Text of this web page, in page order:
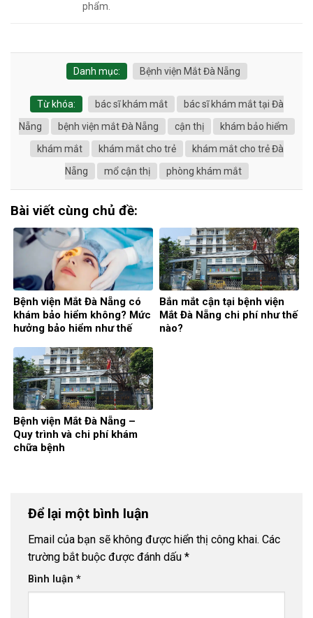
phẩm.
Danh mục: Bệnh viện Mắt Đà Nẵng
Từ khóa: bác sĩ khám mắt
bác sĩ khám mắt tại Đà
Nẵng
bệnh viện mắt Đà Nẵng cận thị
khám bảo hiểm
khám mắt
khám mắt cho trẻ
khám mắt cho trẻ Đà
Nẵng
mổ cận thị phòng khám mắt
Bài viết cùng chủ đề:
Bệnh viện Mắt Đà Nẵng có
khám bảo hiểm không? Mức
hưởng bảo hiểm như thế
Bắn mắt cận tại bệnh viện
Mắt Đà Nẵng chi phí như thế
nào?
Bệnh viện Mắt Đà Nẵng –
Quy trình và chi phí khám
chữa bệnh
Để lại một bình luận
Email của bạn sẽ không được hiển thị công khai. Các
trường bắt buộc được đánh dấu *
Bình luận *